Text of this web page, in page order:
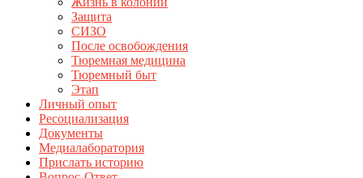
Защита
СИЗО
После освобождения
Тюремная медицина
Тюремный быт
Этап
Личный опыт
Ресоциализация
Документы
Медиалаборатория
Прислать историю